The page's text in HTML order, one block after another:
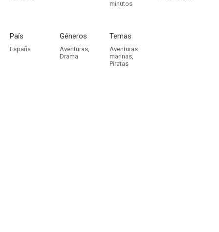
minutos
País
España
Géneros
Aventuras,
Drama
Temas
Aventuras
marinas,
Piratas